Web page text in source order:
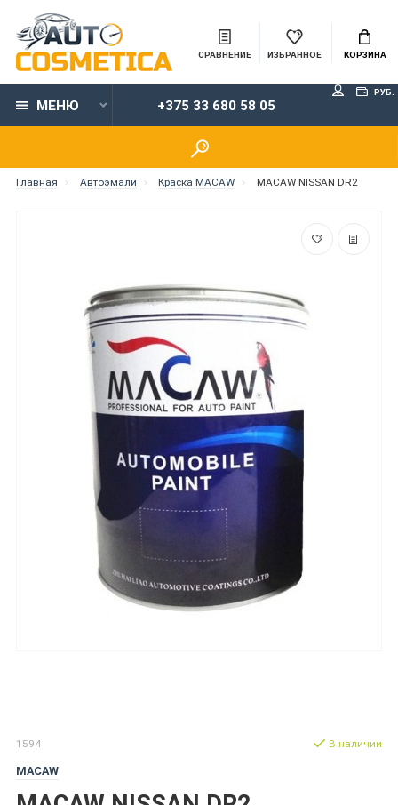
СРАВНЕНИЕ ИЗБРАННОЕ КОРЗИНА
МЕНЮ +375 33 680 58 05
РУБ.
Главная Автоэмали Краска MACAW MACAW NISSAN DR2
1594
MACAW
В наличии